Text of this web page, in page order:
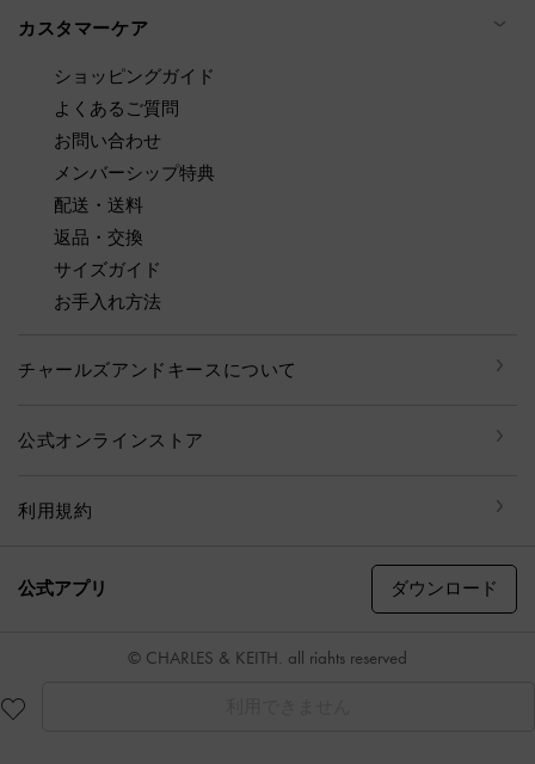
カスタマーケア
ショッピングガイド
よくあるご質問
お問い合わせ
メンバーシップ特典
配送・送料
返品・交換
サイズガイド
お手入れ方法
チャールズアンドキースについて
公式オンラインストア
利用規約
公式アプリ ダウンロード
© CHARLES & KEITH, all rights reserved